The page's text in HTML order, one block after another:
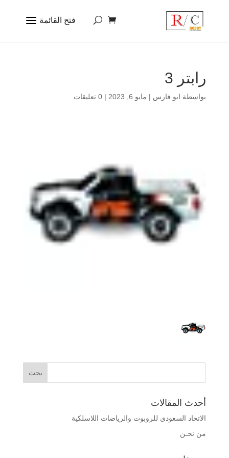
رابتر 3
بواسطة ابو فارس | مايو 6, 2023 | 0 تعليقات
أحدث المقالات
الاتحاد السعودي للروبوت والرياضات اللاسلكية
من نحـن